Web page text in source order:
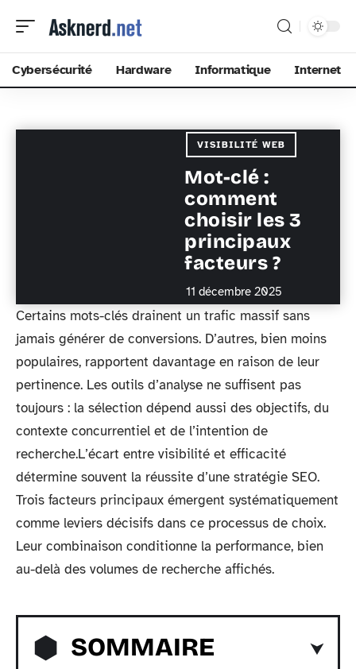
Cybersécurité Hardware Informatique Internet
VISIBILITÉ WEB
Mot-clé :
comment
choisir les 3
principaux
facteurs ?
11 décembre 2025
Certains mots-clés drainent un trafic massif sans
jamais générer de conversions. D’autres, bien moins
populaires, rapportent davantage en raison de leur
pertinence. Les outils d’analyse ne suffisent pas
toujours : la sélection dépend aussi des objectifs, du
contexte concurrentiel et de l’intention de
recherche.L’écart entre visibilité et efficacité
détermine souvent la réussite d’une stratégie SEO.
Trois facteurs principaux émergent systématiquement
comme leviers décisifs dans ce processus de choix.
Leur combinaison conditionne la performance, bien
au-delà des volumes de recherche affichés.
SOMMAIRE